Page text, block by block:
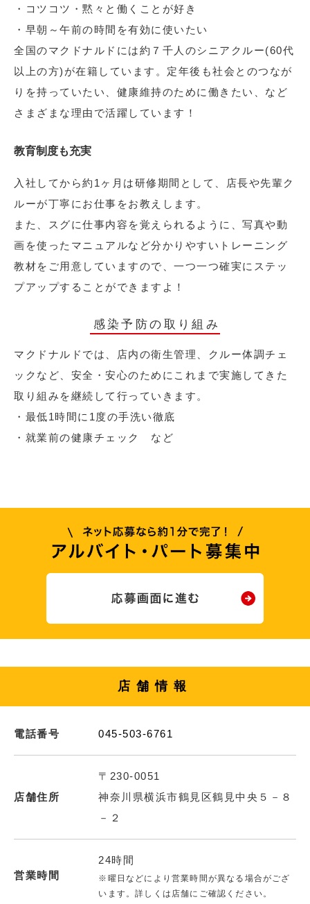
・コツコツ・黙々と働くことが好き
・早朝～午前の時間を有効に使いたい
全国のマクドナルドには約７千人のシニアクルー(60代
以上の方)が在籍しています。定年後も社会とのつなが
りを持っていたい、健康維持のために働きたい、など
さまざまな理由で活躍しています！
教育制度も充実
入社してから約1ヶ月は研修期間として、店長や先輩ク
ルーが丁寧にお仕事をお教えします。
また、スグに仕事内容を覚えられるように、写真や動
画を使ったマニュアルなど分かりやすいトレーニング
教材をご用意していますので、一つ一つ確実にステッ
プアップすることができますよ！
感染予防の取り組み
マクドナルドでは、店内の衛生管理、クルー体調チェ
ックなど、安全・安心のためにこれまで実施してきた
取り組みを継続して行っていきます。
・最低1時間に1度の手洗い徹底
・就業前の健康チェック など
店舗情報
電話番号 045-503-6761
店舗住所
〒230-0051
神奈川県横浜市鶴見区鶴見中央５－８
－２
営業時間
24時間
※曜日などにより営業時間が異なる場合がござ
います。詳しくは店舗にご確認ください。